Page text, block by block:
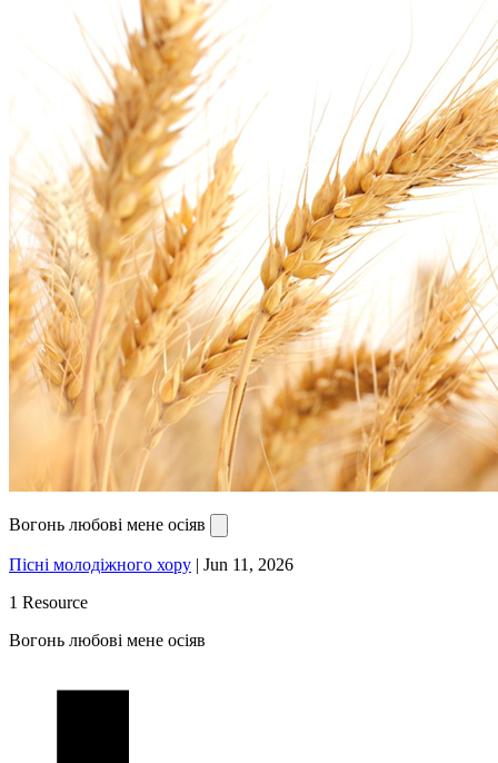
Вогонь любові мене осіяв
Пісні молодіжного хору | Jun 11, 2026
1 Resource
Вогонь любові мене осіяв